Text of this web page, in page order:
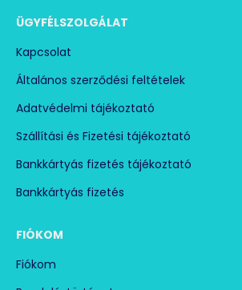
ÜGYFÉLSZOLGÁLAT
Kapcsolat
Általános szerződési feltételek
Adatvédelmi tájékoztató
Szállítási és Fizetési tájékoztató
Bankkártyás fizetés tájékoztató
Bankkártyás fizetés
FIÓKOM
Fiókom